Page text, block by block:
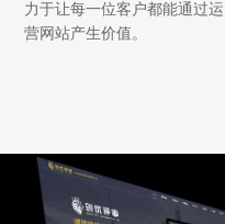
力于让每一位客户都能通过运
营网站产生价值。